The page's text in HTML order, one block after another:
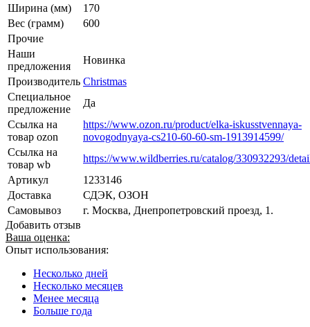
Ширина (мм)
170
Вес (грамм)
600
Прочие
Наши
предложения
Новинка
Производитель Christmas
Специальное
предложение
Да
Ссылка на
товар ozon
https://www.ozon.ru/product/elka-iskusstvennaya-
novogodnyaya-cs210-60-60-sm-1913914599/
Ссылка на
товар wb
https://www.wildberries.ru/catalog/330932293/
Артикул
1233146
Доставка
СДЭК, ОЗОН
Самовывоз
г. Москва, Днепропетровский проезд, 1.
Добавить отзыв
Ваша оценка:
Опыт использования:
Несколько дней
Несколько месяцев
Менее месяца
Больше года